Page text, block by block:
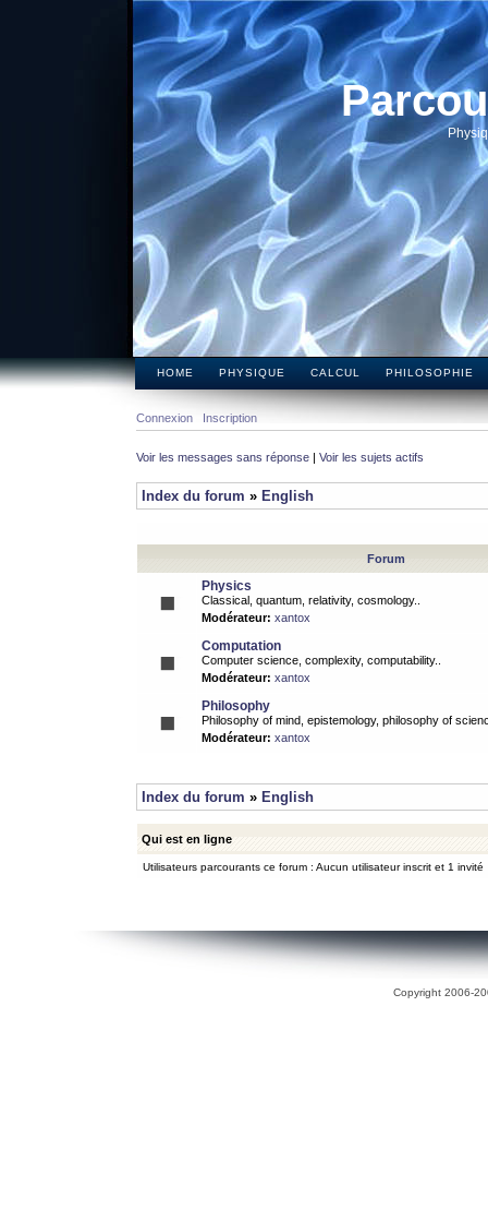
HOME PHYSIQUE CALCUL PHILOSOPHIE
Connexion Inscription
Voir les messages sans réponse | Voir les sujets actifs
Index du forum » English
Forum
Physics
Classical, quantum, relativity, cosmology..
Modérateur: xantox
Computation
Computer science, complexity, computability..
Modérateur: xantox
Philosophy
Philosophy of mind, epistemology, philosophy of
Modérateur: xantox
Index du forum » English
Qui est en ligne
Utilisateurs parcourants ce forum : Aucun utilisateur inscrit et 1 invité
Copyright 2006-